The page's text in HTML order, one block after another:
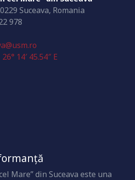
Suceava, Romania
978
14′ 45.54″ E
Mare” din Suceava este una